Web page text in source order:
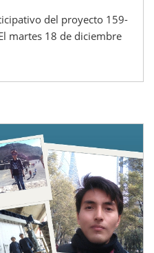
del proyecto 159-
martes 18 de diciembre